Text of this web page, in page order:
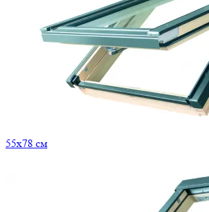
55x78 см